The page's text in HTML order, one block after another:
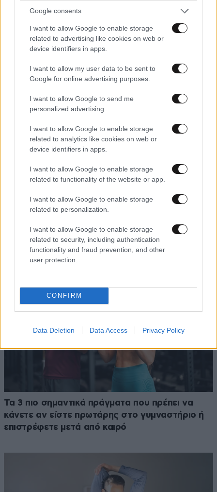
Google consents
I want to allow Google to enable storage
related to advertising like cookies on web or
device identifiers in apps.
I want to allow my user data to be sent to
Google for online advertising purposes.
I want to allow Google to send me
personalized advertising.
I want to allow Google to enable storage
related to analytics like cookies on web or
device identifiers in apps.
I want to allow Google to enable storage
related to functionality of the website or app.
I want to allow Google to enable storage
related to personalization.
I want to allow Google to enable storage
related to security, including authentication
functionality and fraud prevention, and other
user protection.
CONFIRM
Data Deletion Data Access Privacy Policy
ΠΕΡΙΣΣΟΤΕΡΑ ΑΠΟ FITNESS
υπερδυνάμεις… Μόνο 20 λεπτά και 3 ασκήσεις
που δυναμώνουν όλο το σώμα
Τα 3 πιο σημαντικά πράγματα που πρέπει να
κάνετε αν είστε πρωτάρης στο γυμναστήριο ή
επιστρέφετε μετά από καιρό